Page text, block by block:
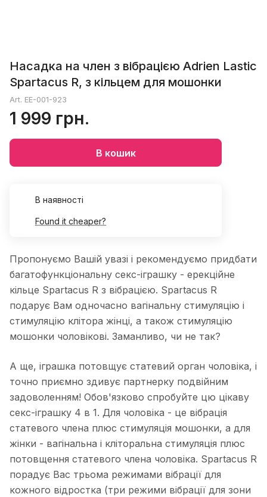
Насадка на член з вібрацією Adrien Lastic
Spartacus R, з кільцем для мошонки
Art. EE-001-923
1 999 грн.
В кошик
В наявності
Found it cheaper?
Пропонуємо Вашій увазі і рекомендуємо придбати
багатофункціональну секс-іграшку - ерекційне
кільце Spartacus R з вібрацією. Spartacus R
подарує Вам одночасно вагінальну стимуляцію і
стимуляцію клітора жінці, а також стимуляцію
мошонки чоловікові. Заманливо, чи не так?
А ще, іграшка потовщує статевий орган чоловіка, і
точно приємно здивує партнерку подвійним
задоволенням! Обов'язково спробуйте цю цікаву
секс-іграшку 4 в 1. Для чоловіка - це вібрація
статевого члена плюс стимуляція мошонки, а для
жінки - вагінальна і кліторальна стимуляція плюс
потовщення статевого члена чоловіка. Spartacus R
порадує Вас трьома режимами вібрації для
кожного відростка (три режими вібрації для зони